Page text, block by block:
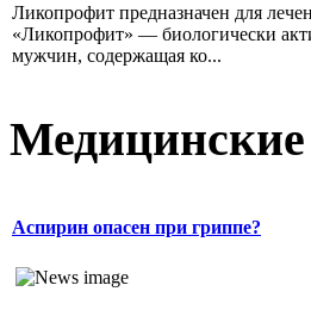
Ликопрофит предназначен для
«Ликопрофит» — биологически
мужчин, содержащая ко...
Медицинские
Аспирин опасен при гриппе?